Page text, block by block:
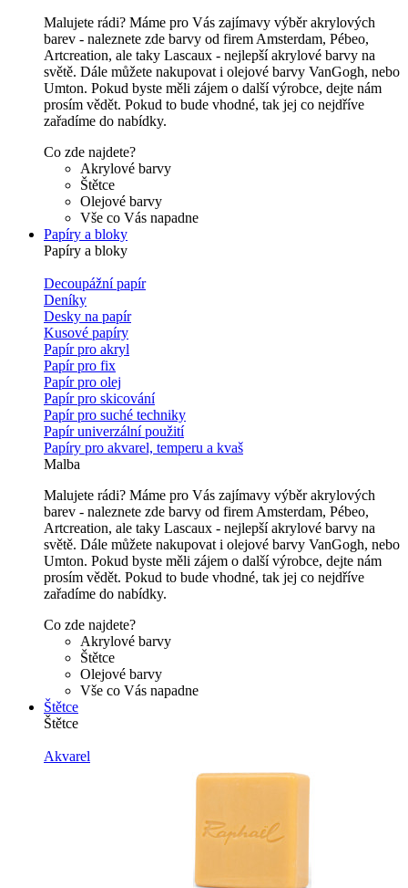
Malujete rádi? Máme pro Vás zajímavy výběr akrylových
barev - naleznete zde barvy od firem Amsterdam, Pébeo,
Artcreation, ale taky Lascaux - nejlepší akrylové barvy na
světě. Dále můžete nakupovat i olejové barvy VanGogh, nebo
Umton. Pokud byste měli zájem o další výrobce, dejte nám
prosím vědět. Pokud to bude vhodné, tak jej co nejdříve
zařadíme do nabídky.
Co zde najdete?
Akrylové barvy
Štětce
Olejové barvy
Vše co Vás napadne
Papíry a bloky
Papíry a bloky
Decoupážní papír
Deníky
Desky na papír
Kusové papíry
Papír pro akryl
Papír pro fix
Papír pro olej
Papír pro skicování
Papír pro suché techniky
Papír univerzální použití
Papíry pro akvarel, temperu a kvaš
Malba
Malujete rádi? Máme pro Vás zajímavy výběr akrylových
barev - naleznete zde barvy od firem Amsterdam, Pébeo,
Artcreation, ale taky Lascaux - nejlepší akrylové barvy na
světě. Dále můžete nakupovat i olejové barvy VanGogh, nebo
Umton. Pokud byste měli zájem o další výrobce, dejte nám
prosím vědět. Pokud to bude vhodné, tak jej co nejdříve
zařadíme do nabídky.
Co zde najdete?
Akrylové barvy
Štětce
Olejové barvy
Vše co Vás napadne
Štětce
Štětce
Akvarel